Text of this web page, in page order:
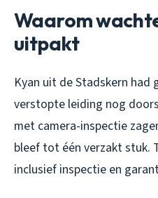
Waarom
uitpakt
Kyan uit de Stadskern had
verstopte leiding nog
met camera-inspectie
bleef tot één verzakt stuk.
inclusief inspectie en